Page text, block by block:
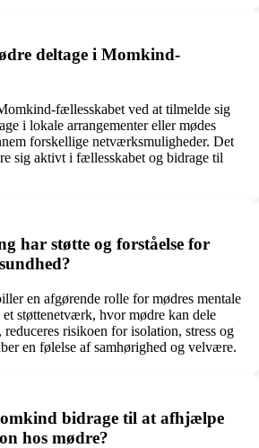
deltage i Momkind-
fællesskabet ved at tilmelde sig
i lokale arrangementer eller mødes
forskellige netværksmuligheder. Det
sig aktivt i fællesskabet og bidrage til
har støtte og forståelse for
en afgørende rolle for mødres mentale
et støttenetværk, hvor mødre kan dele
risikoen for isolation, stress og
en følelse af samhørighed og velvære.
bidrage til at afhjælpe
hos mødre?